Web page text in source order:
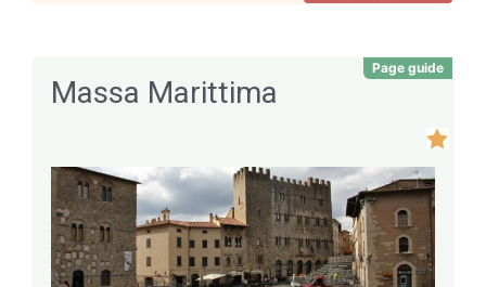
Page guide
Massa Marittima